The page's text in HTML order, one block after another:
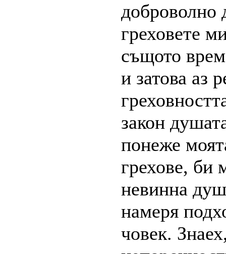
доброволно
греховете
същото
и затова аз
закон
понеже
грехове, би
невинна
намеря
човек.